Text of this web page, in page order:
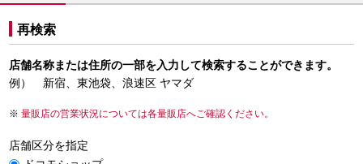
再検索
店舗名称または住所の一部を入力して検索することができます。
例） 新宿、東池袋、浪速区 ヤマダ
量販店の営業状況については各量販店へご確認ください。
店舗区分を指定